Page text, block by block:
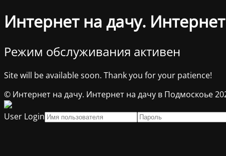
Интернет на дачу.
Режим обслуживания активен
Site will be available soon. Thank you for your patience!
© Интернет на дачу. Интернет на дачу в Подмоскоье
User Login